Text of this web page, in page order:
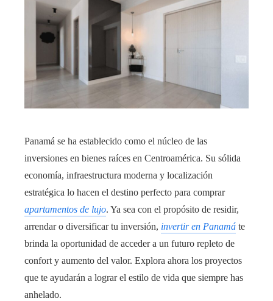
Panamá se ha establecido como el núcleo de las
inversiones en bienes raíces en Centroamérica. Su sólida
economía, infraestructura moderna y localización
estratégica lo hacen el destino perfecto para comprar
apartamentos de lujo. Ya sea con el propósito de residir,
arrendar o diversificar tu inversión, invertir en Panamá te
brinda la oportunidad de acceder a un futuro repleto de
confort y aumento del valor. Explora ahora los proyectos
que te ayudarán a lograr el estilo de vida que siempre has
anhelado.